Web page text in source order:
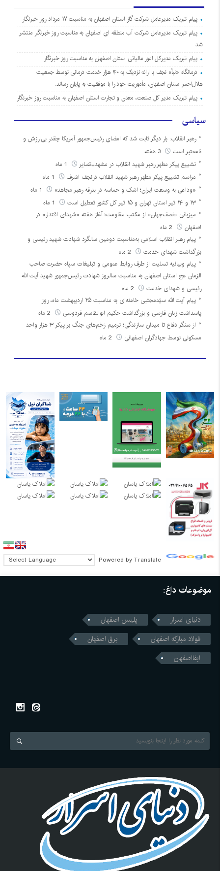
پیام تبریک مدیرعامل شرکت گاز استان اصفهان به مناسبت ۱۷ مرداد روز خبرنگار
پیام تبریک مدیرعامل شرکت آب منطقه ای اصفهان به مناسبت روز خبرنگار منتشر
شد
پیام تبریک مدیرکل امور مالیاتی استان اصفهان به مناسبت روز خبرنگار
درمانگاه «نبأ» نجف با ارائه نزدیک به ۴۰ هزار خدمت درمانی توسط جمعیت
هلال‌احمر استان اصفهان، مأموریت خود را با موفقیت به پایان رساند.
پیام تبریک مدیر کل صنعت، معدن و تجارت استان اصفهان به مناسبت روز خبرنگار
سیاسی
رهبر انقلاب: بار دیگر ثابت شد که امضای رئیس‌جمهور آمریکا چقدر بی‌ارزش و
نامعتبر است
3 هفته
تشییع پیکر مطهر رهبر شهید انقلاب در مشهد+تصایر
مراسم تشییع پیکر مطهر رهبر شهید انقلاب درنجف اشرف
«وداعی به وسعت ایران؛ اشک و حماسه در بدرقه رهبر مجاهد»
۱۳ و ۱۴ تیر استان تهران و ۱۵ تیر کل کشور تعطیل است
میزبانی «نصف‌جهان» از مکتب مقاومت؛ آغاز هفته «شهدای اقتدار» در
اصفهان
پیام رهبر انقلاب اسلامی به‌مناسبت دومین سالگرد شهادت شهید رئیسی و
بزرگداشت شهدای خدمت
پیام وبیانیه تسلیت از طرف روابط عمومی و تبلیغات سپاه حضرت صاحب
الزمان عج استان اصفهان به مناسبت سالروز شهادت رئیس‌جمهور شهید آیت الله
رئیسی و شهدای خدمت
پیام آیت الله سیّدمجتبی خامنه‌ای به مناسبت ۲۵ اردیبهشت ماه، روز
پاسداشت زبان فارسی و بزرگداشت حکیم ابوالقاسم فردوسی
از سنگر دفاع تا میدان سازندگی؛ ترمیم زخم‌های جنگ بر پیکر ۳ هزار واحد
مسکونی توسط جهادگران اصفهانی
Powered by Translate
موضوعات داغ:
دنیای اسرار
پلیس اصفهان
فولاد مبارکه اصفهان
برق اصفهان
ابفااصفهان